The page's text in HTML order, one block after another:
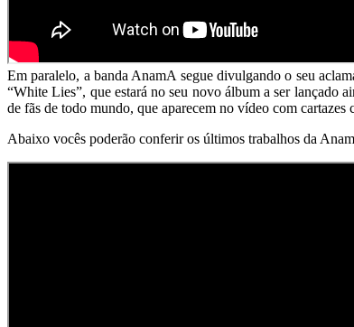
Em paralelo, a banda AnamA segue divulgando o seu
“White Lies”, que estará no seu novo álbum a ser lançado
de fãs de todo mundo, que aparecem no vídeo com
Abaixo vocês poderão conferir os últimos trabalhos da